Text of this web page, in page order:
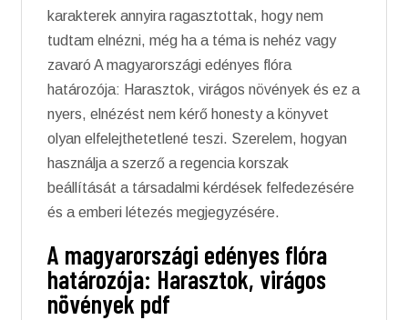
karakterek annyira ragasztottak, hogy nem
tudtam elnézni, még ha a téma is nehéz vagy
zavaró A magyarországi edényes flóra
határozója: Harasztok, virágos növények és ez a
nyers, elnézést nem kérő honesty a könyvet
olyan elfelejthetetlené teszi. Szerelem, hogyan
használja a szerző a regencia korszak
beállítását a társadalmi kérdések felfedezésére
és a emberi létezés megjegyzésére.
A magyarországi edényes flóra
határozója: Harasztok, virágos
növények pdf